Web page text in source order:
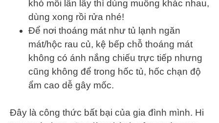
khó mỗi lần lấy thì dùng muỗng khác nhau,
dùng xong rồi rửa nhé!
Để nơi thoáng mát như tủ lạnh ngăn
mát/hộc rau củ, kệ bếp chỗ thoáng mát
không có ánh nắng chiếu trực tiếp nhưng
cũng không để trong hốc tủ, hốc chạn độ
ẩm cao dễ gây mốc.
Đây là công thức bất bại của gia đình mình. Hi